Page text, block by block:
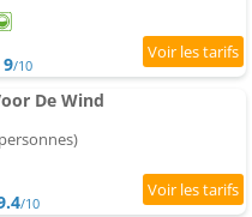
9/10
De Wind
/10